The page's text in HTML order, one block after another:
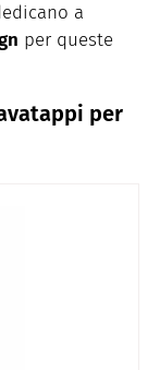
a
per queste
per